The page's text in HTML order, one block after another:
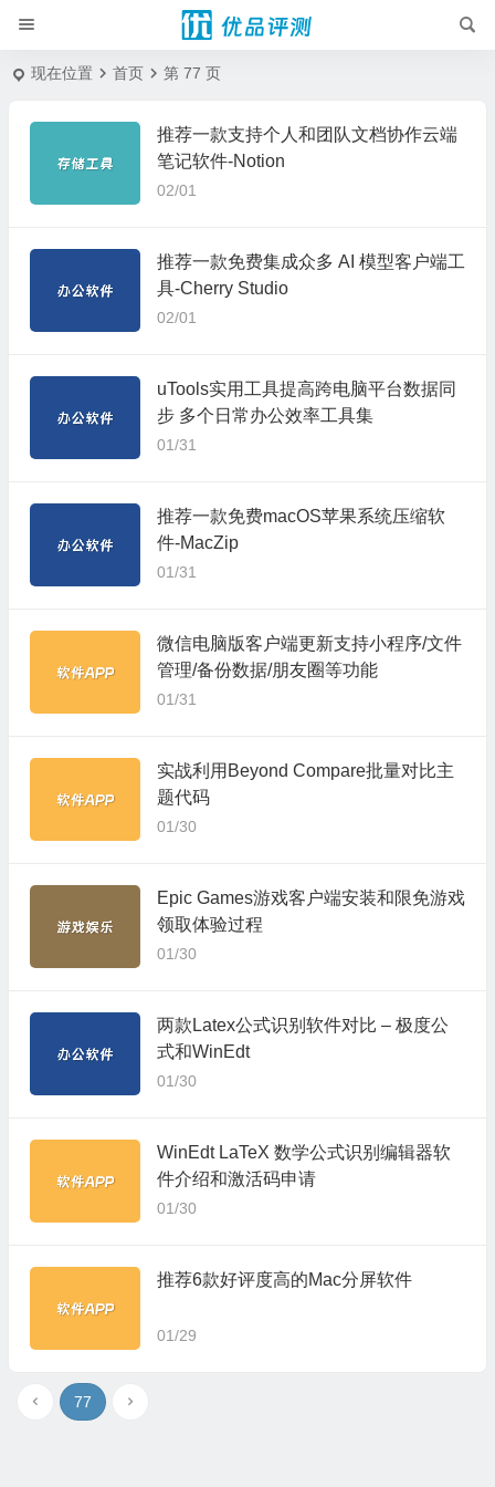
现在位置 首页 第 77 页
推荐一款支持个人和团队文档协作云端
笔记软件-Notion
02/01
推荐一款免费集成众多 AI 模型客户端工
具-Cherry Studio
02/01
uTools实用工具提高跨电脑平台数据同
步 多个日常办公效率工具集
01/31
推荐一款免费macOS苹果系统压缩软
件-MacZip
01/31
微信电脑版客户端更新支持小程序/文件
管理/备份数据/朋友圈等功能
01/31
实战利用Beyond Compare批量对比主
题代码
01/30
Epic Games游戏客户端安装和限免游戏
领取体验过程
01/30
两款Latex公式识别软件对比 – 极度公
式和WinEdt
01/30
WinEdt LaTeX 数学公式识别编辑器软
件介绍和激活码申请
01/30
推荐6款好评度高的Mac分屏软件
01/29
77